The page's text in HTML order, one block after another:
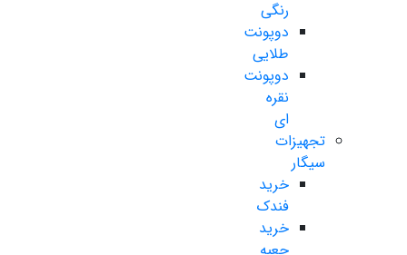
رنگی
دوپونت
طلایی
دوپونت
نقره
ای
تجهیزات
سیگار
خرید
فندک
خرید
جعبه